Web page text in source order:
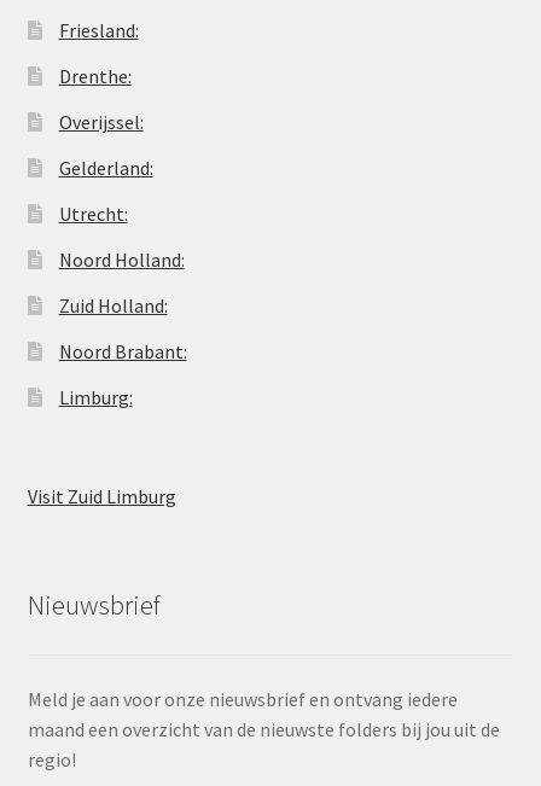
Friesland:
Drenthe:
Overijssel:
Gelderland:
Utrecht:
Noord Holland:
Zuid Holland:
Noord Brabant:
Limburg:
Visit Zuid Limburg
Nieuwsbrief
Meld je aan voor onze nieuwsbrief en ontvang iedere
maand een overzicht van de nieuwste folders bij jou uit de
regio!